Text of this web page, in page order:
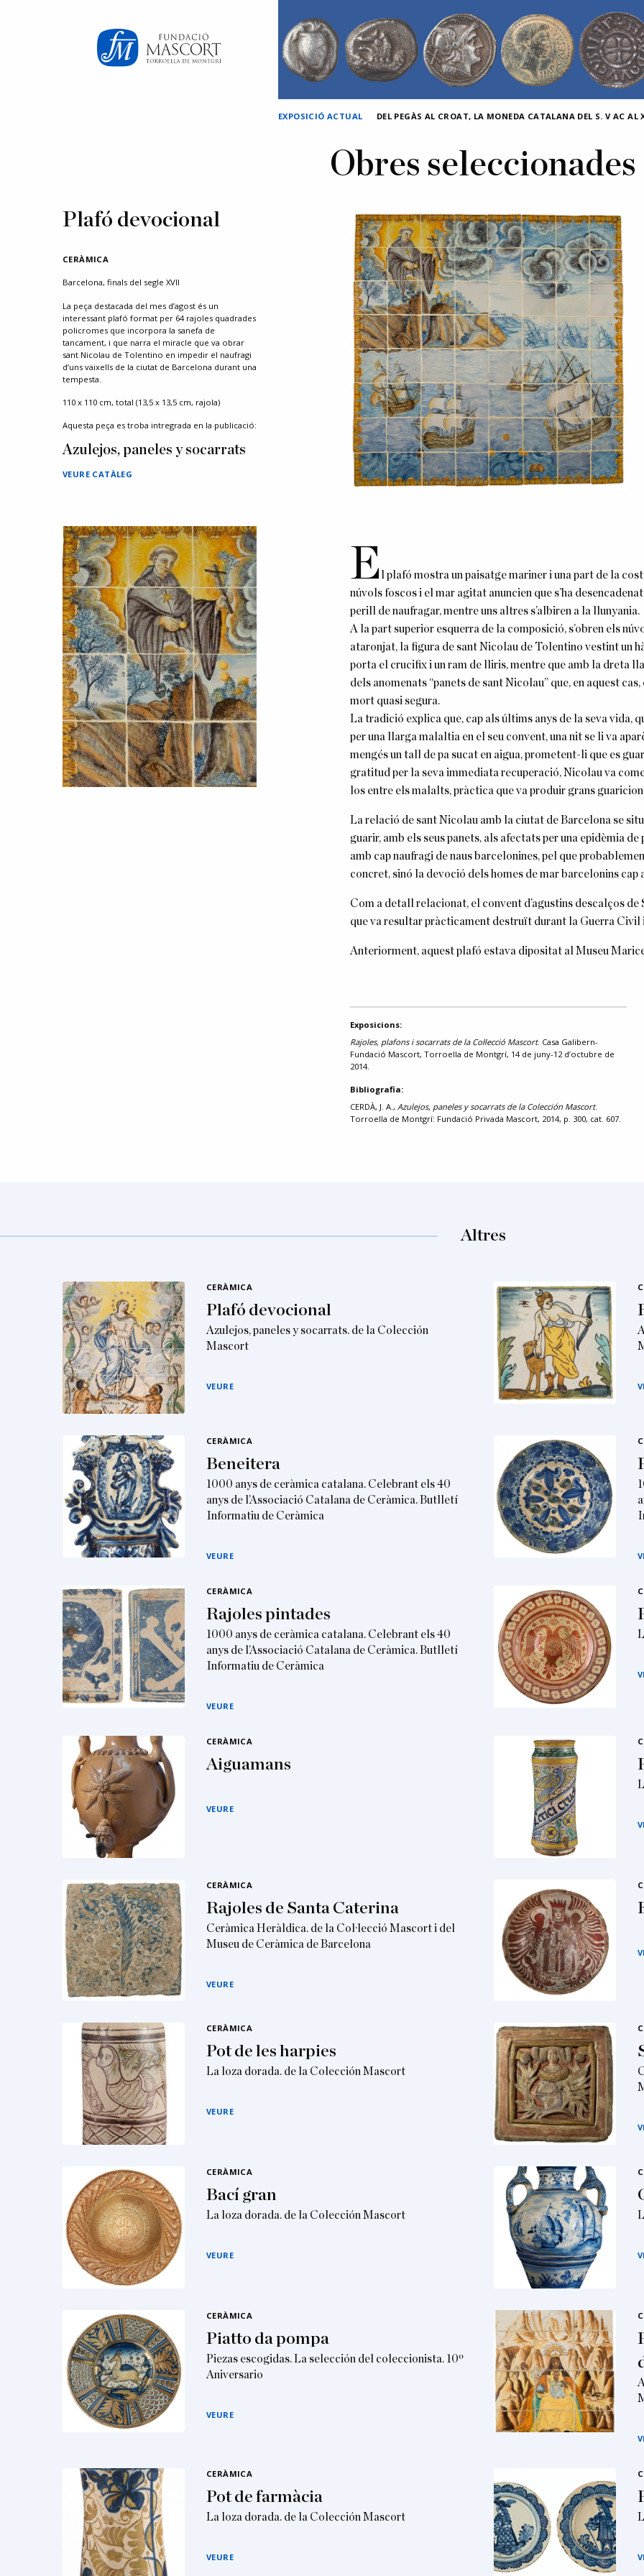
EXPOSICIÓ ACTUAL DEL PEGÀS AL CROAT, LA MONEDA CATALANA DEL S. V AC AL
Obres seleccionades
Plafó devocional
CERÀMICA
Barcelona, finals del segle XVII
La peça destacada del mes d’agost és un
interessant plafó format per 64 rajoles quadrades
policromes que incorpora la sanefa de
tancament, i que narra el miracle que va obrar
sant Nicolau de Tolentino en impedir el naufragi
d’uns vaixells de la ciutat de Barcelona durant una
tempesta.
110 x 110 cm, total (13,5 x 13,5 cm, rajola)
Aquesta peça es troba intregrada en la publicació:
Azulejos, paneles y socarrats
VEURE CATÀLEG
E l plafó mostra un paisatge mariner i una part de la
núvols foscos i el mar agitat anuncien que s’ha
perill de naufragar, mentre uns altres s’albiren a lallunyania.
A lapart superior esquerra de lacomposició, s’obren els
ataronjat, lafigura de sant Nicolau de Tolentino vestint un
porta el crucifix i un ram de lliris, mentre que amb ladreta
dels anomenats “panets de sant Nicolau” que, en aquest
mort quasi segura.
Latradició explica que, cap als últims anys de laseva vida,
per una llarga malaltia en el seu convent, una nit se li va
mengés un tall de pa sucat en aigua, prometent-li que es
gratitud per laseva immediata recuperació, Nicolau va
los entre els malalts, pràctica que va produir grans
Larelació de sant Nicolau amb laciutat de Barcelona se
guarir, amb els seus panets, als afectats per una epidèmia
amb cap naufragi de naus barcelonines, pel que
concret, sinó ladevoció dels homes de mar barcelonins cap
Com a detall relacionat, el convent d’agustins descalços de
que va resultar pràcticament destruït durant laGuerra Civil
Anteriorment, aquest plafó estava dipositat al Museu
Exposicions:
Rajoles, plafons i socarrats de la Col·lecció Mascort. Casa Galibern-
Fundació Mascort, Torroella de Montgrí, 14 de juny-12 d’octubre de
2014.
Bibliografia:
CERDÀ, J. A., Azulejos, paneles y socarrats de la Colección Mascort.
Torroella de Montgrí: Fundació Privada Mascort, 2014, p. 300, cat. 607.
Altres
CERÀMICA
Plafó devocional
Azulejos, paneles y socarrats. de la Colección
Mascort
VEURE
CERÀMICA
Beneitera
1000 anys de ceràmica catalana. Celebrant els 40
anys de l’Associació Catalana de Ceràmica. Butlletí
Informatiu de Ceràmica
VEURE
CERÀMICA
Rajoles pintades
1000 anys de ceràmica catalana. Celebrant els 40
anys de l’Associació Catalana de Ceràmica. Butlletí
Informatiu de Ceràmica
VEURE
CERÀMICA
Aiguamans
VEURE
CERÀMICA
Rajoles de Santa Caterina
Ceràmica Heràldica. de la Col·lecció Mascort i del
Museu de Ceràmica de Barcelona
VEURE
CERÀMICA
Pot de les harpies
La loza dorada. de la Colección Mascort
VEURE
CERÀMICA
Bací gran
La loza dorada. de la Colección Mascort
VEURE
CERÀMICA
Piatto da pompa
Piezas escogidas. La selección del coleccionista. 10º
Aniversario
VEURE
CERÀMICA
Pot de farmàcia
La loza dorada. de la Colección Mascort
VEURE